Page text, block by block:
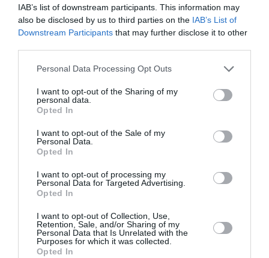
IAB’s list of downstream participants. This information may
also be disclosed by us to third parties on the IAB’s List of
Downstream Participants that may further disclose it to other
Personal Data Processing Opt Outs
I want to opt-out of the Sharing of my
personal data.
Opted In
I want to opt-out of the Sale of my
Personal Data.
Opted In
I want to opt-out of processing my
Personal Data for Targeted Advertising.
Opted In
I want to opt-out of Collection, Use,
Retention, Sale, and/or Sharing of my
Personal Data that Is Unrelated with the
Purposes for which it was collected.
Opted In
Shares
PAMELA NOUTCHO SAWA: e conte de fées de
cette infirmière d’origine camerounaise
Las Vegas
De l’anneau aux patients atteints de Covid: née au Cameroun,
pendant 20 ans à Bologne, Pamela Sawa a remporté les
championnats italiens mais elle n’a pas encore la nationalité
italienne. Pamela est une combattante et elle sait par
expérience qu’il n’y a rien de plus dangereux sur le ring qu’un